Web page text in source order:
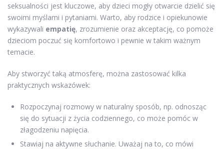
seksualności jest kluczowe, aby dzieci mogły otwarcie dzielić się
swoimi myślami i pytaniami. Warto, aby rodzice i opiekunowie
wykazywali empatię, zrozumienie oraz akceptację, co pomoże
dzieciom poczuć się komfortowo i pewnie w takim ważnym
temacie.
Aby stworzyć taką atmosferę, można zastosować kilka
praktycznych wskazówek:
Rozpoczynaj rozmowy w naturalny sposób, np. odnosząc
się do sytuacji z życia codziennego, co może pomóc w
złagodzeniu napięcia.
Stawiaj na aktywne słuchanie. Uważaj na to, co mówi